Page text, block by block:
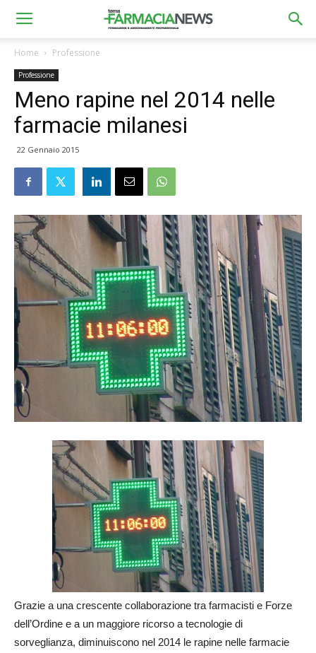
Home Professione
Professione
Meno rapine nel 2014 nelle
farmacie milanesi
22 Gennaio 2015
Grazie a una crescente collaborazione tra farmacisti e Forze
dell’Ordine e a un maggiore ricorso a tecnologie di
sorveglianza, diminuiscono nel 2014 le rapine nelle farmacie